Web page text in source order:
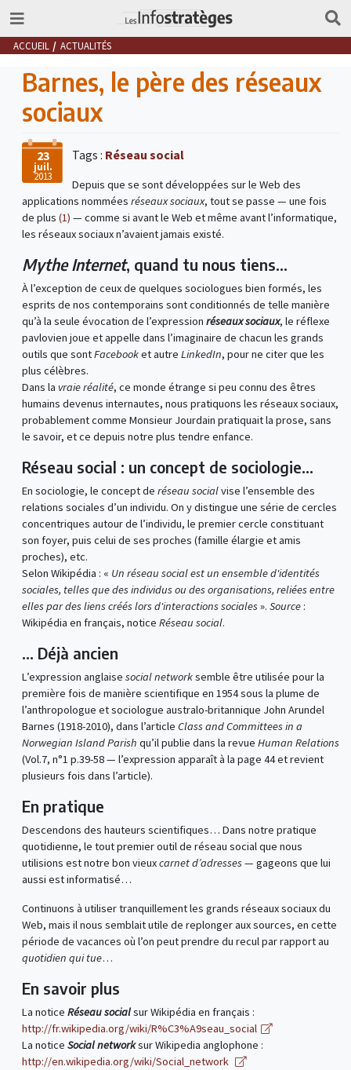
ACCUEIL ACTUALITÉS
Barnes, le père des réseaux
sociaux
23
juil.
2013
Tags : Réseau social
Depuis que se sont développées sur le Web des
applications nommées réseaux sociaux, tout se passe — une fois
de plus (1) — comme si avant le Web et même avant l’informatique,
les réseaux sociaux n’avaient jamais existé.
Mythe Internet, quand tu nous tiens…
À l’exception de ceux de quelques sociologues bien formés, les
esprits de nos contemporains sont conditionnés de telle manière
qu’à la seule évocation de l’expression réseaux sociaux, le réflexe
pavlovien joue et appelle dans l’imaginaire de chacun les grands
outils que sontFacebooket autre LinkedIn, pour ne citer que les
plus célèbres.
Dans la vraie réalité, ce monde étrange si peu connu des êtres
humains devenus internautes, nous pratiquons les réseaux sociaux,
probablement comme Monsieur Jourdain pratiquait la prose, sans
le savoir, et ce depuis notre plus tendre enfance.
Réseau social : un concept de sociologie…
En sociologie, le concept de réseau socialvise l’ensemble des
relations sociales d’un individu. On y distingue une série de cercles
concentriques autour de l’individu, le premier cercle constituant
son foyer, puis celui de ses proches (famille élargie et amis
proches), etc.
Selon Wikipédia : « Un réseau social est un ensemble d'identités
sociales, telles que des individus ou des organisations, reliées entre
elles par des liens créés lors d'interactions sociales ». Source :
Wikipédia en français, notice Réseau social.
… Déjà ancien
L’expression anglaise social networksemble être utilisée pour la
première fois de manière scientifique en 1954 sous la plume de
l’anthropologue et sociologue australo-britannique John Arundel
Barnes (1918-2010), dans l’article Class and Committees in a
Norwegian Island Parish qu’il publie dans la revue Human Relations
(Vol.7, n°1 p.39-58 — l’expression apparaît à la page 44 et revient
plusieurs fois dans l’article).
En pratique
Descendons des hauteurs scientifiques… Dans notre pratique
quotidienne, le tout premier outil de réseau social que nous
utilisions est notre bon vieuxcarnet d’adresses — gageons que lui
aussi est informatisé…
Continuons à utiliser tranquillement les grands réseaux sociaux du
Web, mais il nous semblait utile de replonger aux sources, en cette
période de vacances où l’on peut prendre du recul par rapport au
quotidien qui tue…
En savoir plus
La notice Réseau socialsur Wikipédia en français :
http://fr.wikipedia.org/wiki/R%C3%A9seau_social
La notice Social networksur Wikipedia anglophone :
http://en.wikipedia.org/wiki/Social_network